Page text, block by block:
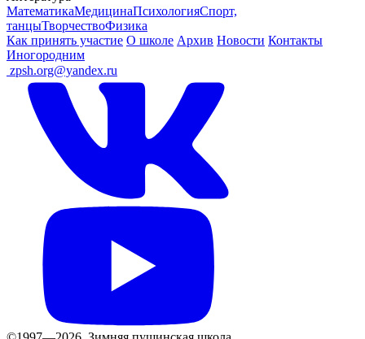
МатематикаМедицинаПсихологияСпорт,
танцыТворчествоФизика
Как принять участие О школе Архив Новости Контакты
Иногородним
zpsh.org@yandex.ru